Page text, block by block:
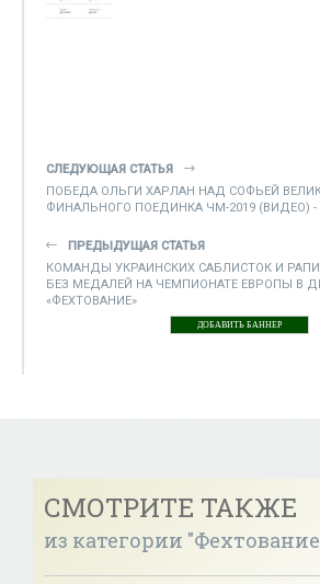
СЛЕДУЮЩАЯ СТАТЬЯ
ПОБЕДА ОЛЬГИ ХАРЛАН НАД СОФЬЕЙ
ФИНАЛЬНОГО ПОЕДИНКА ЧМ-2019 (ВИДЕО) -
ПРЕДЫДУЩАЯ СТАТЬЯ
КОМАНДЫ УКРАИНСКИХ САБЛИСТОК И
БЕЗ МЕДАЛЕЙ НА ЧЕМПИОНАТЕ ЕВРОПЫ В
«ФЕХТОВАНИЕ»
ДОБАВИТЬ БАННЕР
СМОТРИТЕ ТАКЖЕ
из категории